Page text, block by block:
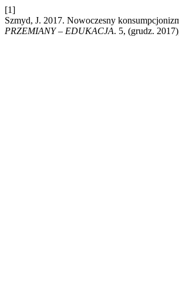
[1]
Szmyd, J. 2017. Nowoczesny
PRZEMIANY – EDUKACJA. 5, (grudz.